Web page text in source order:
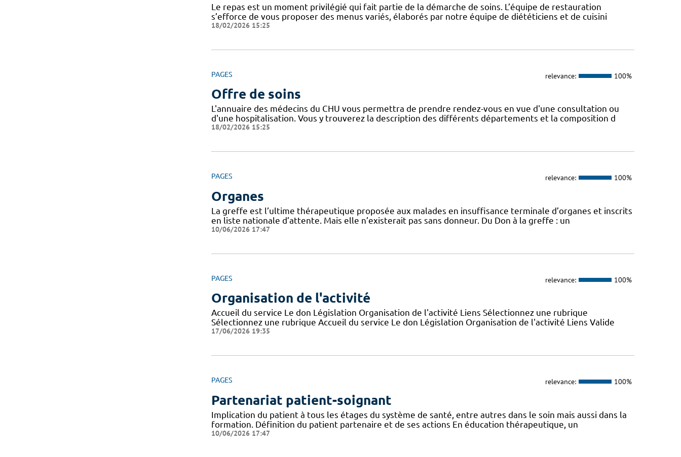
Le repas est un moment privilégié qui fait partie de la démarche de soins. L’équipe de restauration
s’efforce de vous proposer des menus variés, élaborés par notre équipe de diététiciens et de cuisini
18/02/2026 15:25
PAGES relevance: 100%
Offre de soins
L'annuaire des médecins du CHU vous permettra de prendre rendez-vous en vue d'une consultation ou
d'une hospitalisation. Vous y trouverez la description des différents départements et la composition d
18/02/2026 15:25
PAGES relevance: 100%
Organes
La greffe est l’ultime thérapeutique proposée aux malades en insuffisance terminale d’organes et inscrits
en liste nationale d’attente. Mais elle n’existerait pas sans donneur. Du Don à la greffe : un
10/06/2026 17:47
PAGES relevance: 100%
Organisation de l'activité
Accueil du service Le don Législation Organisation de l'activité Liens Sélectionnez une rubrique
Sélectionnez une rubrique Accueil du service Le don Législation Organisation de l'activité Liens Valide
17/06/2026 19:35
PAGES relevance: 100%
Partenariat patient-soignant
Implication du patient à tous les étages du système de santé, entre autres dans le soin mais aussi dans la
formation. Définition du patient partenaire et de ses actions En éducation thérapeutique, un
10/06/2026 17:47